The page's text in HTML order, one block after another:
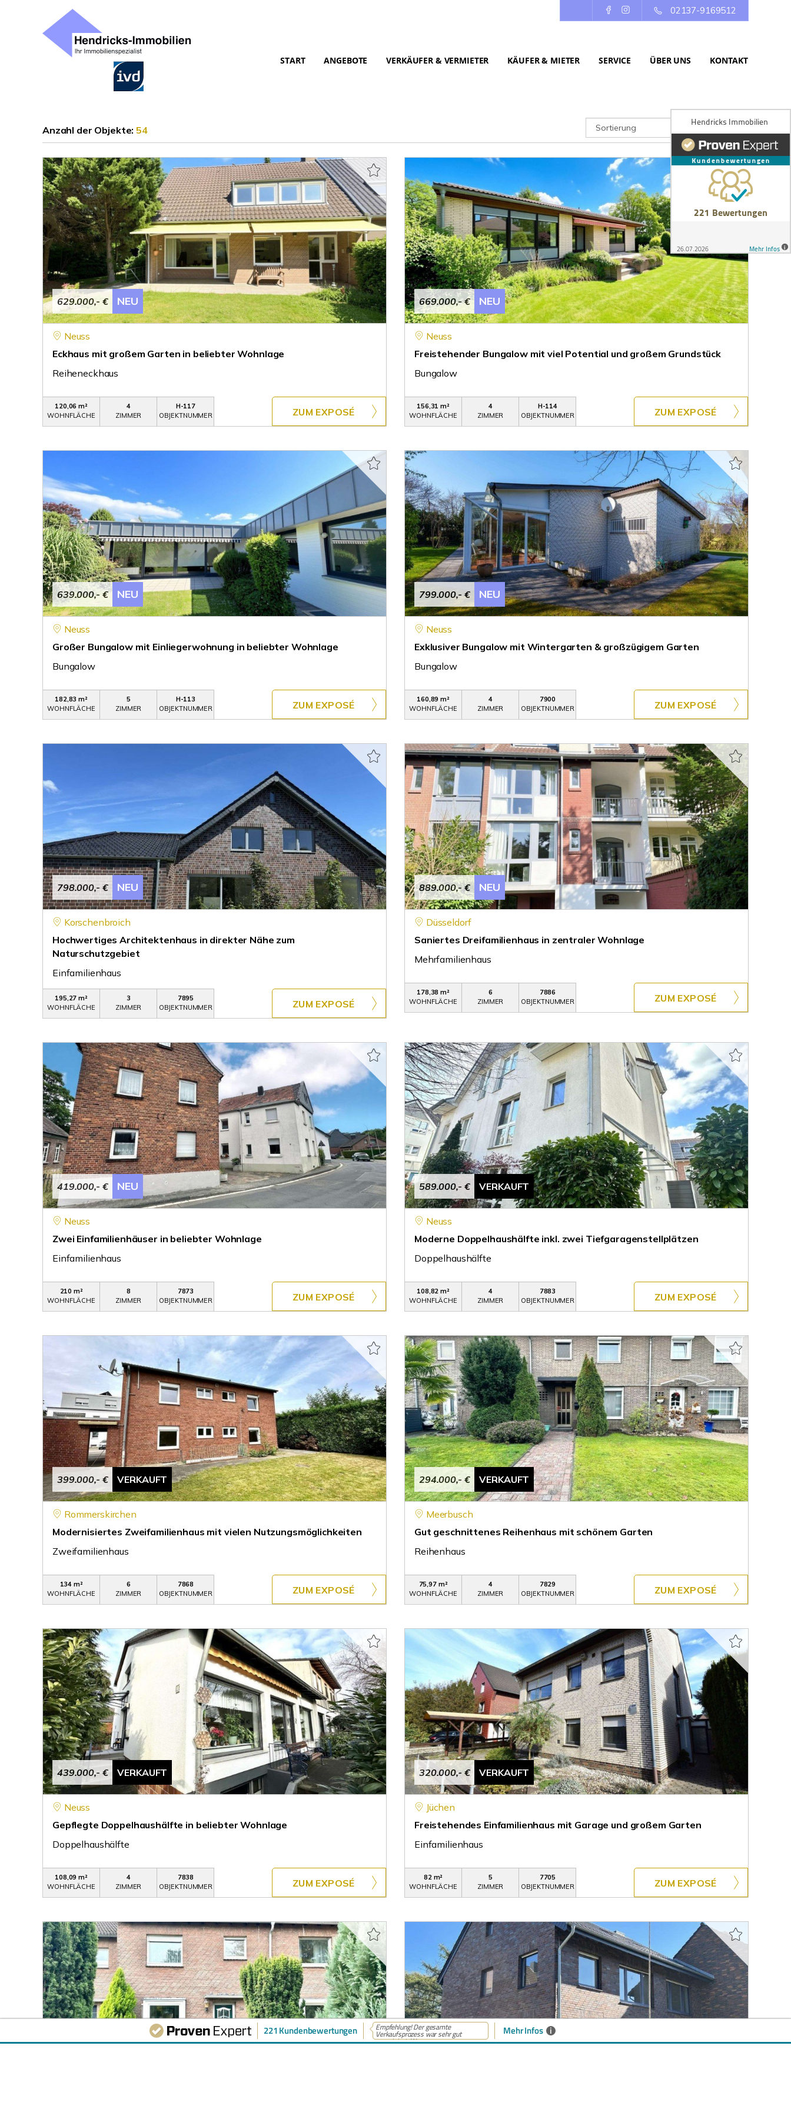
02137-9169512
START ANGEBOTE VERKÄUFER & VERMIETER KÄUFER & MIETER SERVICE ÜBER UNS KONTAKT
Anzahl der Objekte:54
629.000,- € NEU
Neuss
Eckhaus mit großem Garten in beliebter Wohnlage
Reiheneckhaus
120,06 m²
WOHNFLÄCHE
4
ZIMMER
H-117
OBJEKTNUMMER
ZUM EXPOSÉ
669.000,- € NEU
Neuss
Freistehender Bungalow mit viel Potential und großem Grundstück
Bungalow
156,31 m²
WOHNFLÄCHE
4
ZIMMER
H-114
OBJEKTNUMMER
ZUM EXPOSÉ
639.000,- € NEU
Neuss
Großer Bungalow mit Einliegerwohnung in beliebter Wohnlage
Bungalow
182,83 m²
WOHNFLÄCHE
5
ZIMMER
H-113
OBJEKTNUMMER
ZUM EXPOSÉ
799.000,- € NEU
Neuss
Exklusiver Bungalow mit Wintergarten & großzügigem Garten
Bungalow
160,89 m²
WOHNFLÄCHE
4
ZIMMER
7900
OBJEKTNUMMER
ZUM EXPOSÉ
798.000,- € NEU
Korschenbroich
Hochwertiges Architektenhaus in direkter Nähe zum
Naturschutzgebiet
Einfamilienhaus
195,27 m²
WOHNFLÄCHE
3
ZIMMER
7895
OBJEKTNUMMER
ZUM EXPOSÉ
889.000,- € NEU
Düsseldorf
Saniertes Dreifamilienhaus in zentraler Wohnlage
Mehrfamilienhaus
178,38 m²
WOHNFLÄCHE
6
ZIMMER
7886
OBJEKTNUMMER
ZUM EXPOSÉ
419.000,- € NEU
Neuss
Zwei Einfamilienhäuser in beliebter Wohnlage
Einfamilienhaus
210 m²
WOHNFLÄCHE
8
ZIMMER
7873
OBJEKTNUMMER
ZUM EXPOSÉ
589.000,- € VERKAUFT
Neuss
Moderne Doppelhaushälfte inkl. zwei Tiefgaragenstellplätzen
Doppelhaushälfte
108,82 m²
WOHNFLÄCHE
4
ZIMMER
7883
OBJEKTNUMMER
ZUM EXPOSÉ
399.000,- € VERKAUFT
Rommerskirchen
Modernisiertes Zweifamilienhaus mit vielen Nutzungsmöglichkeiten
Zweifamilienhaus
134 m²
WOHNFLÄCHE
6
ZIMMER
7868
OBJEKTNUMMER
ZUM EXPOSÉ
294.000,- € VERKAUFT
Meerbusch
Gut geschnittenes Reihenhaus mit schönem Garten
Reihenhaus
75,97 m²
WOHNFLÄCHE
4
ZIMMER
7829
OBJEKTNUMMER
ZUM EXPOSÉ
439.000,- € VERKAUFT
Neuss
Gepflegte Doppelhaushälfte in beliebter Wohnlage
Doppelhaushälfte
108,09 m²
WOHNFLÄCHE
4
ZIMMER
7838
OBJEKTNUMMER
ZUM EXPOSÉ
320.000,- € VERKAUFT
Jüchen
Freistehendes Einfamilienhaus mit Garage und großem Garten
Einfamilienhaus
82 m²
WOHNFLÄCHE
5
ZIMMER
7705
OBJEKTNUMMER
ZUM EXPOSÉ
221 Kundenbewertungen Empfehlung! Der gesamte
Verkaufsprozess war sehr gut
organisiert. W...
Mehr Infos i